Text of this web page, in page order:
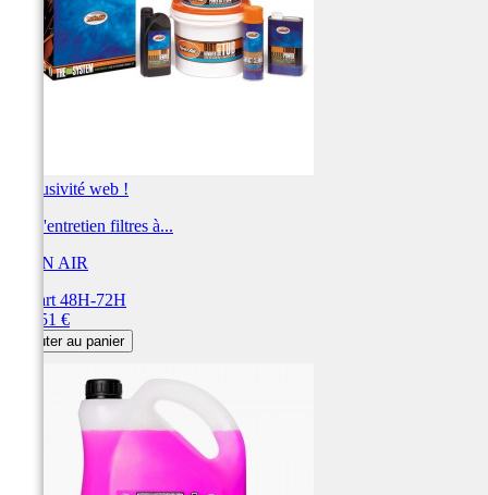
Exclusivité web !
Kit d'entretien filtres à...
TWIN AIR
Départ 48H-72H
163,51 €
Ajouter au panier